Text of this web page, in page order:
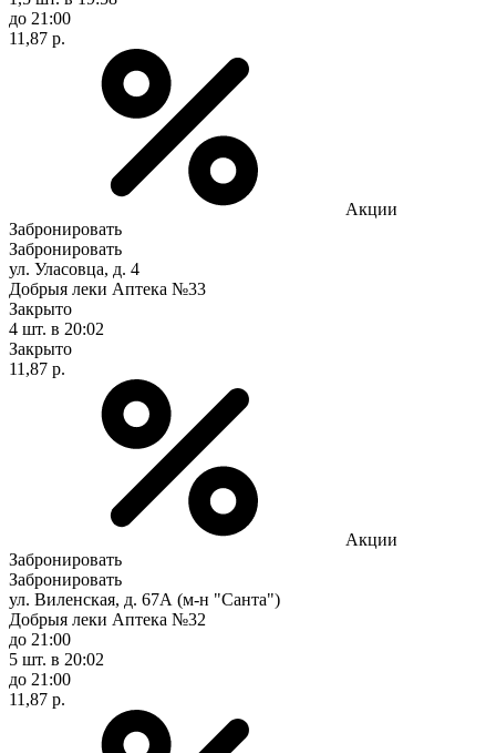
до 21:00
11,87 р.
Акции
Забронировать
Забронировать
ул. Уласовца, д. 4
Добрыя леки Аптека №33
Закрыто
4 шт. в 20:02
Закрыто
11,87 р.
Акции
Забронировать
Забронировать
ул. Виленская, д. 67А (м-н "Санта")
Добрыя леки Аптека №32
до 21:00
5 шт. в 20:02
до 21:00
11,87 р.